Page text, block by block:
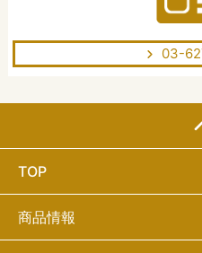
03-
TOP
商品情報